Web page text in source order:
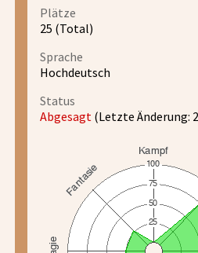
Plätze
25 (Total)
Sprache
Hochdeutsch
Status
Abgesagt (Letzte Änderung: